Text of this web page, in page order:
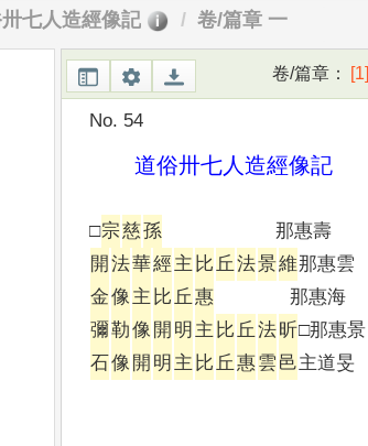
七人造經像記 卷/篇章 一
卷/篇章 ： [1]
No. 54
道俗卅七人造經像記
□宗慈孫
那惠壽
開 法華經 主 比 丘 法景維那惠雲
金像 主 比 丘 惠 那惠海
彌勒像 開 明 主 比 丘 法昕□那惠景
石 像 開 明 主 比 丘 惠雲 邑主道旻